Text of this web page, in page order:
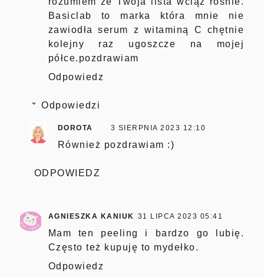
Basiclab to marka która mnie nie
zawiodła serum z witaminą C chętnie
kolejny raz ugoszcze na mojej
półce.pozdrawiam
Odpowiedz
Odpowiedzi
DOROTA 3 SIERPNIA 2023 12:10
Również pozdrawiam :)
ODPOWIEDZ
AGNIESZKA KANIUK 31 LIPCA 2023 05:41
Mam ten peeling i bardzo go lubię.
Często też kupuję to mydełko.
Odpowiedz